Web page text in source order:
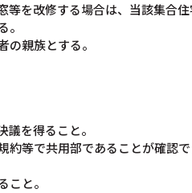
等を改修する場合は、当該集合
親族とする。
を得ること。
約等で共用部であることが確認
と。